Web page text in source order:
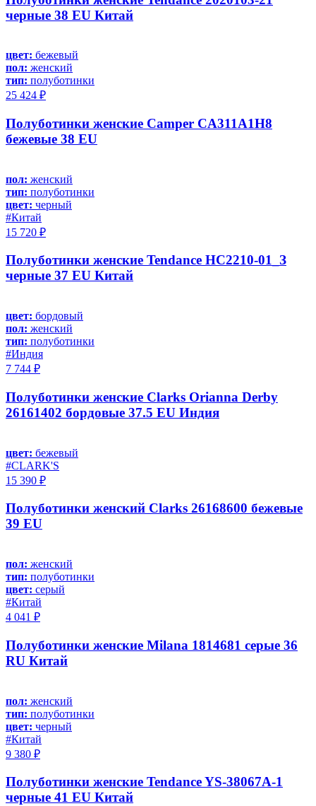
черные 38 EU Китай
цвет: бежевый
пол: женский
тип: полуботинки
25 424 ₽
Полуботинки женские Camper CA311A1H8
бежевые 38 EU
пол: женский
тип: полуботинки
цвет: черный
#Китай
15 720 ₽
Полуботинки женские Tendance HC2210-01_З
черные 37 EU Китай
цвет: бордовый
пол: женский
тип: полуботинки
#Индия
7 744 ₽
Полуботинки женские Clarks Orianna Derby
26161402 бордовые 37.5 EU Индия
цвет: бежевый
#CLARK'S
15 390 ₽
Полуботинки женский Clarks 26168600 бежевые
39 EU
пол: женский
тип: полуботинки
цвет: серый
#Китай
4 041 ₽
Полуботинки женские Milana 1814681 серые 36
RU Китай
пол: женский
тип: полуботинки
цвет: черный
#Китай
9 380 ₽
Полуботинки женские Tendance YS-38067A-1
черные 41 EU Китай